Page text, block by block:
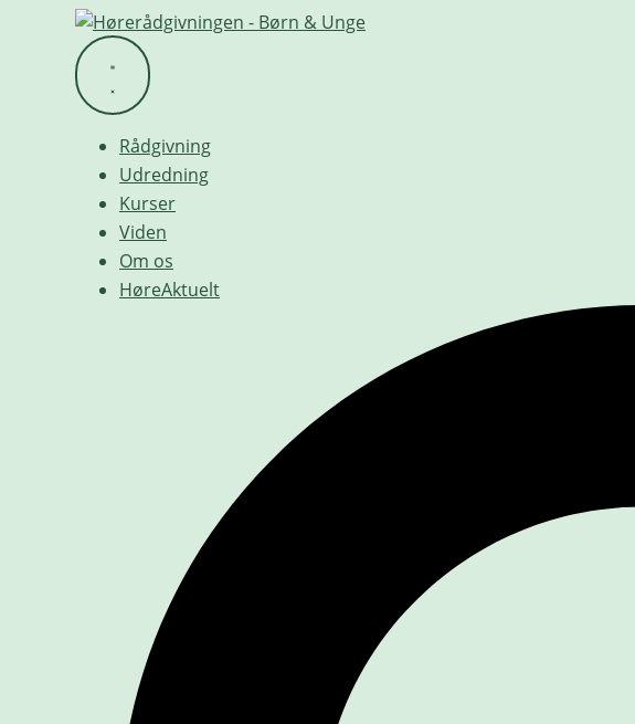
Rådgivning
Udredning
Kurser
Viden
Om os
HøreAktuelt